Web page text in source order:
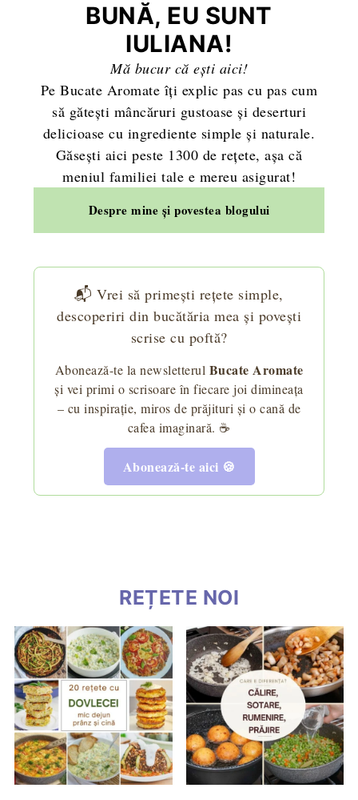
BUNĂ, EU SUNT
IULIANA!
Mă bucur că ești aici!
Pe Bucate Aromate îți explic pas cu pas cum
să gătești mâncăruri gustoase și deserturi
delicioase cu ingrediente simple și naturale.
Găsești aici peste 1300 de rețete, așa că
meniul familiei tale e mereu asigurat!
Despre mine și povestea blogului
📬 Vrei să primești rețete simple,
descoperiri din bucătăria mea și povești
scrise cu poftă?
Abonează-te la newsletterul Bucate Aromate
și vei primi o scrisoare în fiecare joi dimineața
– cu inspirație, miros de prăjituri și o cană de
cafea imaginară. ☕
Abonează-te aici 🍪
REȚETE NOI